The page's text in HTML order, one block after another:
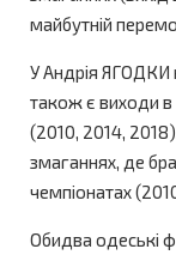
майбутній
У Андрія ЯГОДКИ
також є виходи в
(2010, 2014,
змаганнях, де
чемпіонатах
Обидва одеські